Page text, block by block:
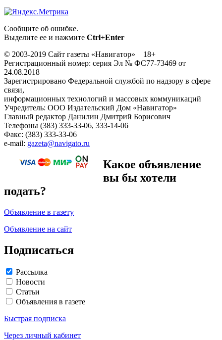
Сообщите об ошибке.
Выделите ее и нажмите Ctrl+Enter
© 2003-2019 Сайт газеты «Навигатор» 18+
Регистрационный номер: серия Эл № ФС77-73469 от
24.08.2018
Зарегистрировано Федеральной службой по надзору в сфере
связи,
информационных технологий и массовых коммуникаций
Учредитель: ООО Издательский Дом «Навигатор»
Главный редактор Данилин Дмитрий Борисович
Телефоны (383) 333-33-06, 333-14-06
Факс: (383) 333-33-06
e-mail: gazeta@navigato.ru
Какое объявление
вы бы хотели
подать?
Объявление в газету
Объявление на сайт
Подписаться
Рассылка
Новости
Статьи
Объявления в газете
Быстрая подписка
Через личный кабинет